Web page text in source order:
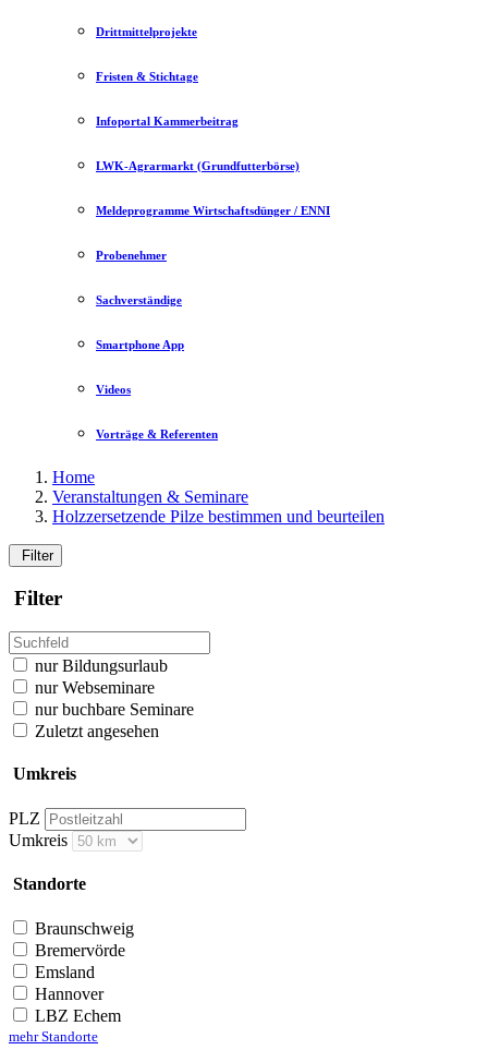
Drittmittelprojekte
Fristen & Stichtage
Infoportal Kammerbeitrag
LWK-Agrarmarkt (Grundfutterbörse)
Meldeprogramme Wirtschaftsdünger / ENNI
Probenehmer
Sachverständige
Smartphone App
Videos
Vorträge & Referenten
Home
Veranstaltungen & Seminare
Holzzersetzende Pilze bestimmen und beurteilen
Filter
Filter
nur Bildungsurlaub
nur Webseminare
nur buchbare Seminare
Zuletzt angesehen
Umkreis
PLZ
Umkreis
Standorte
Braunschweig
Bremervörde
Emsland
Hannover
LBZ Echem
mehr Standorte